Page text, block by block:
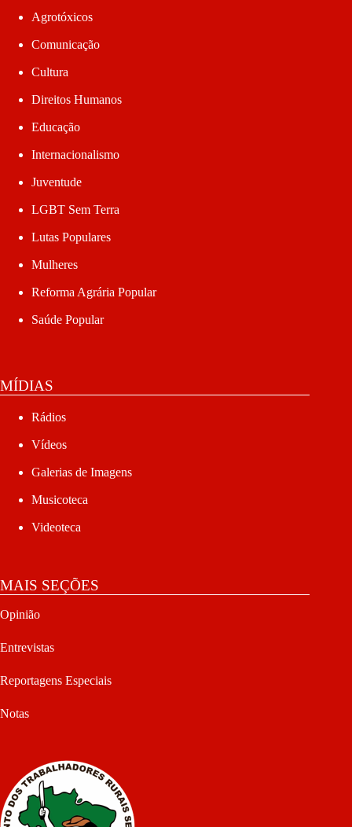
Agrotóxicos
Comunicação
Cultura
Direitos Humanos
Educação
Internacionalismo
Juventude
LGBT Sem Terra
Lutas Populares
Mulheres
Reforma Agrária Popular
Saúde Popular
MÍDIAS
Rádios
Vídeos
Galerias de Imagens
Musicoteca
Videoteca
MAIS SEÇÕES
Opinião
Entrevistas
Reportagens Especiais
Notas